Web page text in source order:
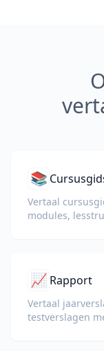
📚
Vertaal
modules,
📈 Rapport
Vertaal
testverslagen